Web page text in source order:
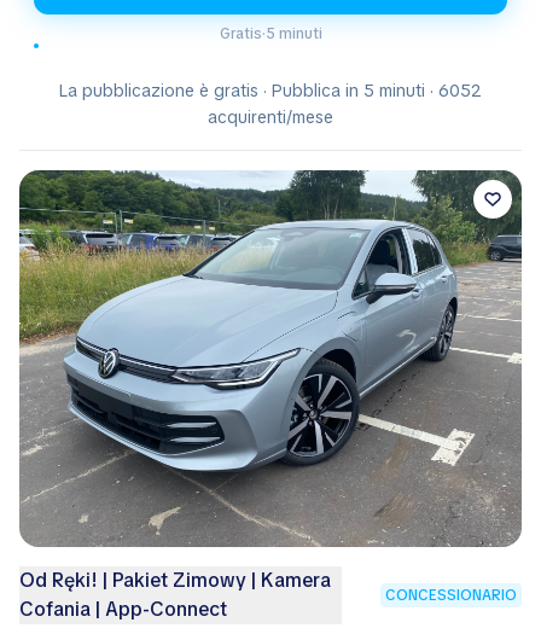
Gratis·5 minuti
La pubblicazione è gratis · Pubblica in 5 minuti · 6052
acquirenti/mese
Od Ręki! | Pakiet Zimowy | Kamera
Cofania | App-Connect
CONCESSIONARIO